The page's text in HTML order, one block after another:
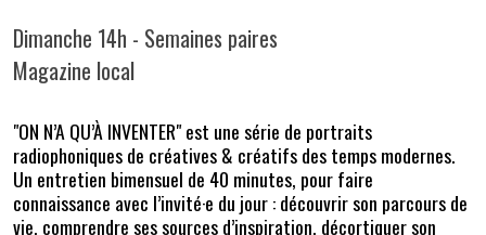
Dimanche 14h - Semaines paires
Magazine local
"ON N’A QU’À INVENTER" est une série de portraits
radiophoniques de créatives & créatifs des temps modernes.
Un entretien bimensuel de 40 minutes, pour faire
connaissance avec l’invité·e du jour : découvrir son parcours de
vie, comprendre ses sources d’inspiration, décortiquer son